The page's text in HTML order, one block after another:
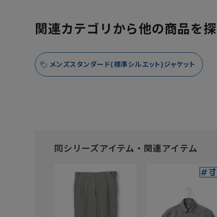
関連カテゴリから他の商品を
メンズスタンダード(標準シルエット)ジャケット
同シリーズアイテム・関連アイテム